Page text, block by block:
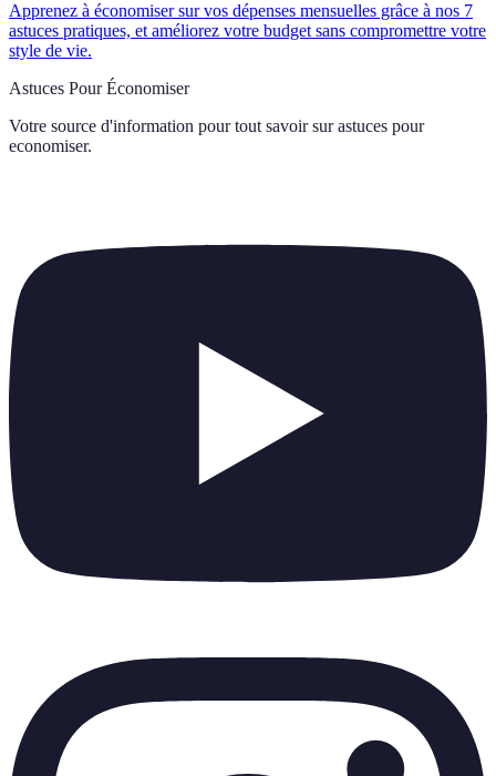
Apprenez à économiser sur vos dépenses mensuelles grâce à nos 7
astuces pratiques, et améliorez votre budget sans compromettre votre
style de vie.
Astuces Pour Économiser
Votre source d'information pour tout savoir sur astuces pour
economiser.